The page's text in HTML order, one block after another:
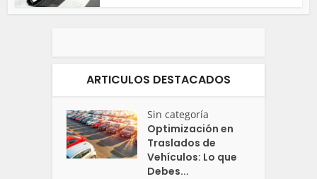
ARTICULOS DESTACADOS
Sin categoría
Optimización en
Traslados de
Vehículos: Lo que
Debes...